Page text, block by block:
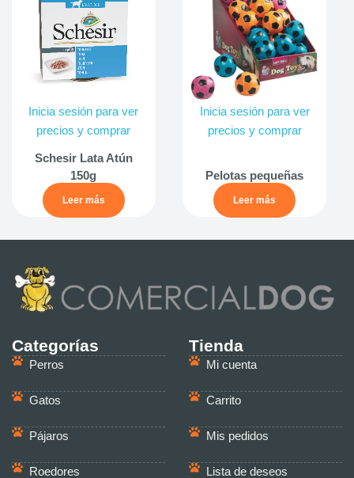
Inicia sesión para ver
precios y comprar
Schesir Lata Atún
150g
Leer más
Inicia sesión para ver
precios y comprar
Pelotas pequeñas
Leer más
Categorías
Perros
Gatos
Pájaros
Roedores
Tienda
Mi cuenta
Carrito
Mis pedidos
Lista de deseos